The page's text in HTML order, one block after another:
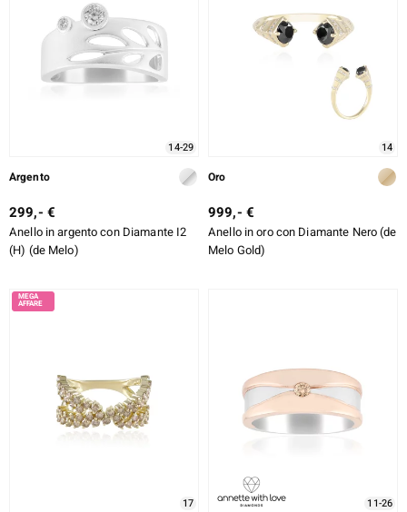
14-29
Argento
299,- €
Anello in argento con Diamante I2
(H) (de Melo)
14
Oro
999,- €
Anello in oro con Diamante Nero (de
Melo Gold)
17 11-26